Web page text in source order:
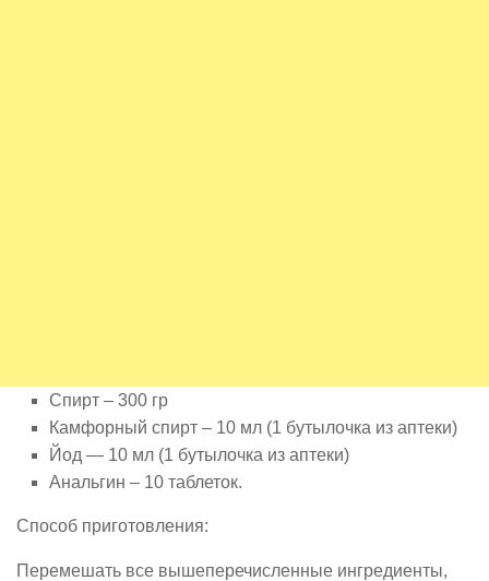
Спирт – 300 гр
Камфорный спирт – 10 мл (1 бутылочка из аптеки)
Йод — 10 мл (1 бутылочка из аптеки)
Анальгин – 10 таблеток.
Способ приготовления:
Перемешать все вышеперечисленные ингредиенты,